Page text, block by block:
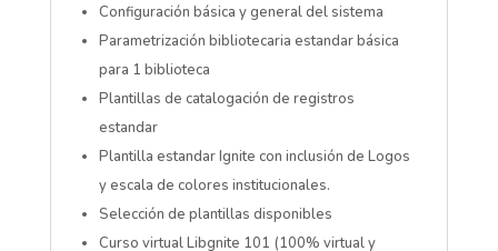
Configuración básica y general del sistema
Parametrización bibliotecaria estandar básica
para 1 biblioteca
Plantillas de catalogación de registros
estandar
Plantilla estandar Ignite con inclusión de Logos
y escala de colores institucionales.
Selección de plantillas disponibles
Curso virtual Libgnite 101 (100% virtual y